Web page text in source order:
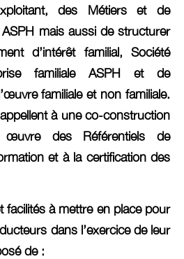
des Métiers et de
ASPH mais aussi de structurer
d’intérêt familial, Société
familiale ASPH et de
familiale et non familiale.
à une co-construction
des Référentiels de
et à la certification des
facilités à mettre en place pour
dans l’exercice de leur
de :